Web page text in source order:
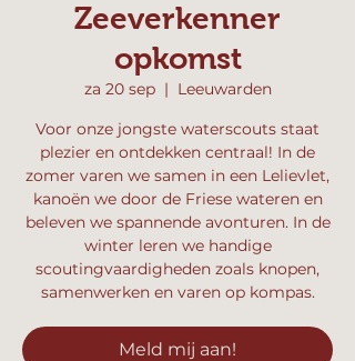
Zeeverkenner
opkomst
za 20 sep
  |
Leeuwarden
Voor onze jongste waterscouts staat
plezier en ontdekken centraal! In de
zomer varen we samen in een Lelievlet,
kanoën we door de Friese wateren en
beleven we spannende avonturen. In de
winter leren we handige
scoutingvaardigheden zoals knopen,
samenwerken en varen op kompas.
Meld mij aan!